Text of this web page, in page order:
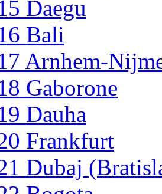
Daegu
Bali
Arnhem-
Gaborone
Dauha
Frankfurt
Dubaj